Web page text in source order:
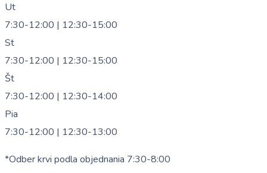
Ut
7:30-12:00 | 12:30-15:00
St
7:30-12:00 | 12:30-15:00
Št
7:30-12:00 | 12:30-14:00
Pia
7:30-12:00 | 12:30-13:00
*Odber krvi podla objednania 7:30-8:00